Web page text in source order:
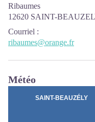
Ribaumes
12620 SAINT-
Courriel :
ribaumes@orange.fr
Météo